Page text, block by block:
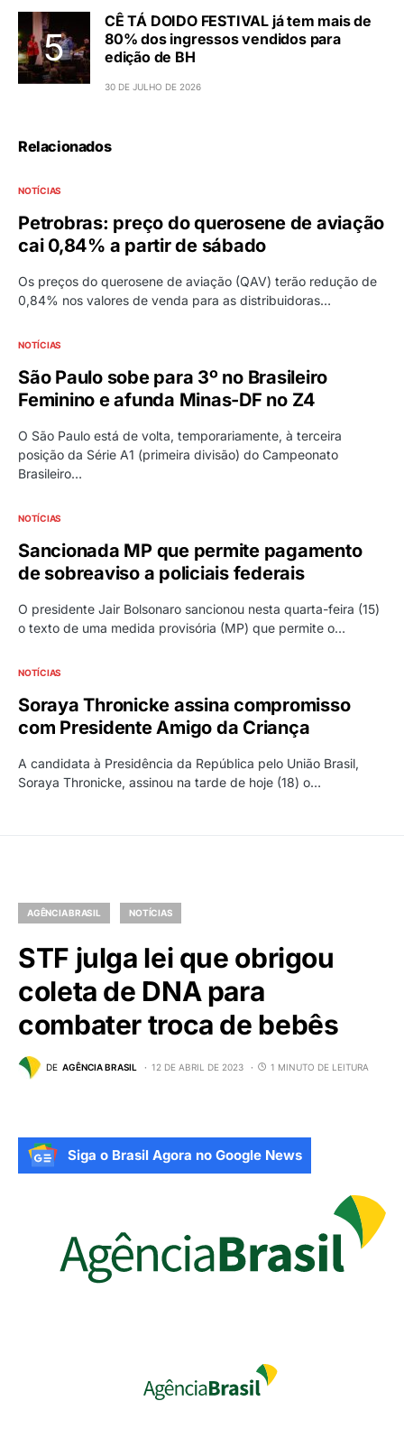
CÊ TÁ DOIDO FESTIVAL já tem mais de
80% dos ingressos vendidos para
edição de BH
30 DE JULHO DE 2026
Relacionados
NOTÍCIAS
Petrobras: preço do querosene de aviação
cai 0,84% a partir de sábado
Os preços do querosene de aviação (QAV) terão redução de
0,84% nos valores de venda para as distribuidoras…
NOTÍCIAS
São Paulo sobe para 3º no Brasileiro
Feminino e afunda Minas-DF no Z4
O São Paulo está de volta, temporariamente, à terceira
posição da Série A1 (primeira divisão) do Campeonato
Brasileiro…
NOTÍCIAS
Sancionada MP que permite pagamento
de sobreaviso a policiais federais
O presidente Jair Bolsonaro sancionou nesta quarta-feira (15)
o texto de uma medida provisória (MP) que permite o…
NOTÍCIAS
Soraya Thronicke assina compromisso
com Presidente Amigo da Criança
A candidata à Presidência da República pelo União Brasil,
Soraya Thronicke, assinou na tarde de hoje (18) o…
AGÊNCIA BRASIL NOTÍCIAS
STF julga lei que obrigou
coleta de DNA para
combater troca de bebês
DE AGÊNCIA BRASIL 12 DE ABRIL DE 2023 1 MINUTO DE LEITURA
Siga o Brasil Agora no Google News